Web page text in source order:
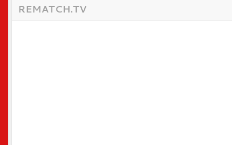
REMATCH.TV